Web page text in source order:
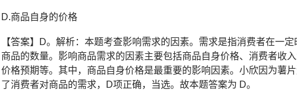
D.商品自身的价格
【答案】D。解析：本题考查影响需求的因素。需求是指消费者在一
商品的数量。影响商品需求的因素主要包括商品自身价格、消费者收
价格预期等。其中，商品自身价格是最重要的影响因素。小欣因为薯
了消费者对商品的需求，D项正确，当选。故本题答案为 D。